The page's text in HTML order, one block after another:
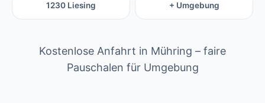
1230 Liesing + Umgebung
Kostenlose Anfahrt in Mühring – faire
Pauschalen für Umgebung